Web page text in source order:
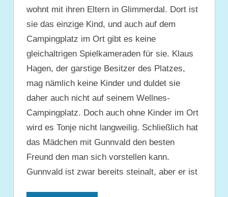
wohnt mit ihren Eltern in Glimmerdal. Dort ist
sie das einzige Kind, und auch auf dem
Campingplatz im Ort gibt es keine
gleichaltrigen Spielkameraden für sie. Klaus
Hagen, der garstige Besitzer des Platzes,
mag nämlich keine Kinder und duldet sie
daher auch nicht auf seinem Wellnes-
Campingplatz. Doch auch ohne Kinder im Ort
wird es Tonje nicht langweilig. Schließlich hat
das Mädchen mit Gunnvald den besten
Freund den man sich vorstellen kann.
Gunnvald ist zwar bereits steinalt, aber er ist